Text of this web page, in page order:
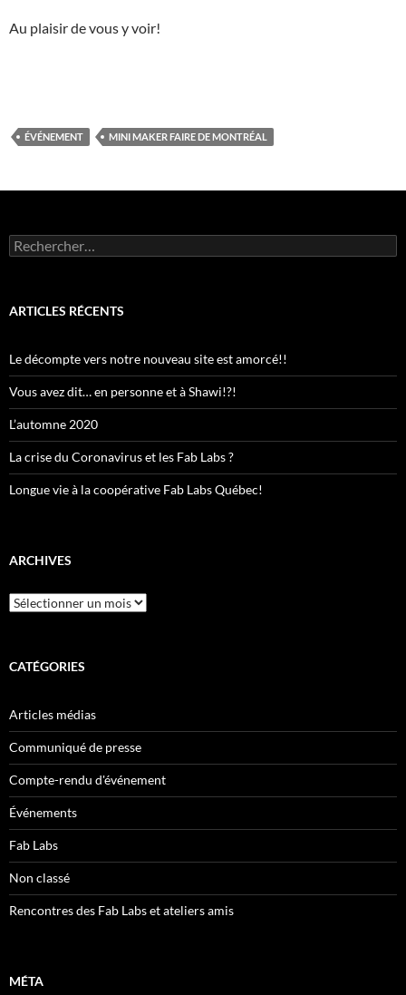
Au plaisir de vous y voir!
ÉVÉNEMENT MINI MAKER FAIRE DE MONTRÉAL
Rechercher :
ARTICLES RÉCENTS
Le décompte vers notre nouveau site est amorcé!!
Vous avez dit… en personne et à Shawi!?!
L’automne 2020
La crise du Coronavirus et les Fab Labs ?
Longue vie à la coopérative Fab Labs Québec!
ARCHIVES
Archives
CATÉGORIES
Articles médias
Communiqué de presse
Compte-rendu d'événement
Événements
Fab Labs
Non classé
Rencontres des Fab Labs et ateliers amis
MÉTA